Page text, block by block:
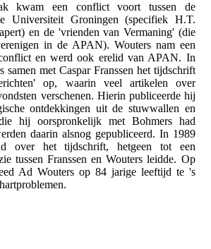
kwam een conflict voort tussen de
Universiteit Groningen (specifiek H.T.
en de 'vrienden van Vermaning' (die
in de APAN). Wouters nam een
en werd ook erelid van APAN. In
samen met Caspar Franssen het tijdschrift
op, waarin veel artikelen over
verschenen. Hierin publiceerde hij
ontdekkingen uit de stuwwallen en
hij oorspronkelijk met Bohmers had
daarin alsnog gepubliceerd. In 1989
over het tijdschrift, hetgeen tot een
tussen Franssen en Wouters leidde. Op
Ad Wouters op 84 jarige leeftijd te 's